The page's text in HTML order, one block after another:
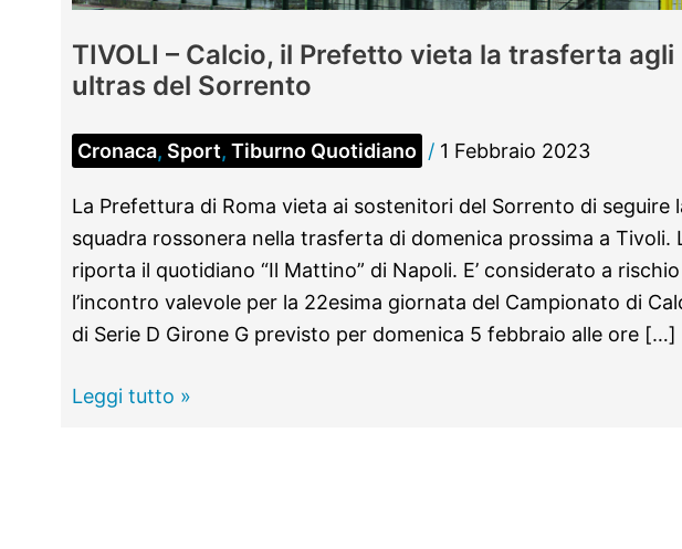
TIVOLI – Calcio, il Prefetto vieta la trasferta agli
ultras del Sorrento
Cronaca, Sport, Tiburno Quotidiano / 1 Febbraio 2023
La Prefettura di Roma vieta ai sostenitori del Sorrento di seguire
squadra rossonera nella trasferta di domenica prossima a Tivoli.
riporta il quotidiano “Il Mattino” di Napoli. E’ considerato a rischio
l’incontro valevole per la 22esima giornata del Campionato di
di Serie D Girone G previsto per domenica 5 febbraio alle ore […]
TIVOLI
Leggi tutto »